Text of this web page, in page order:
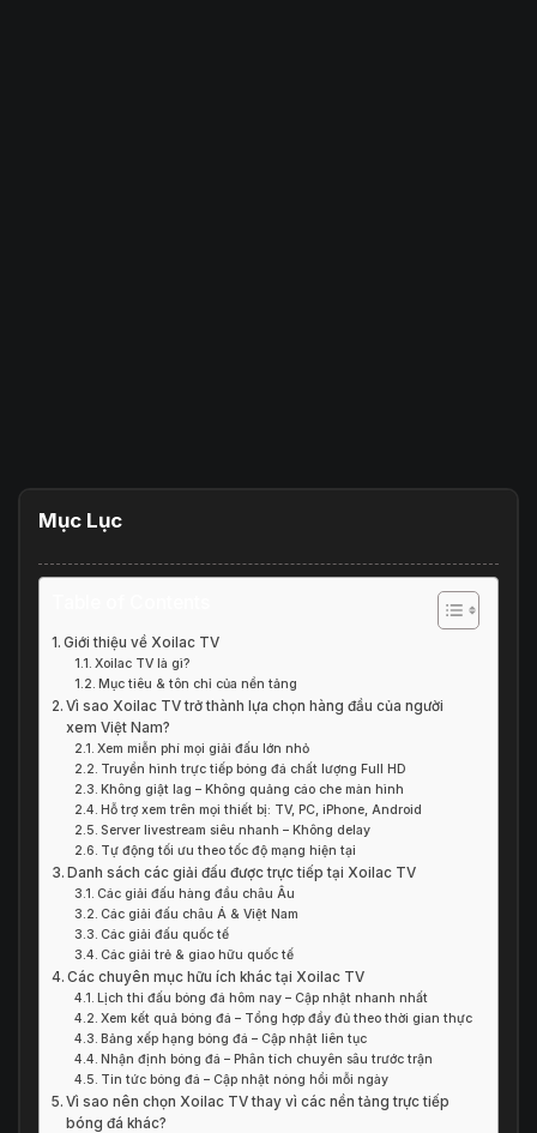
Mục Lục
Giới thiệu về Xoilac TV
Xoilac TV là gì?
Mục tiêu & tôn chỉ của nền tảng
Vì sao Xoilac TV trở thành lựa chọn hàng đầu của người
xem Việt Nam?
Xem miễn phí mọi giải đấu lớn nhỏ
Truyền hình trực tiếp bóng đá chất lượng Full HD
Không giật lag – Không quảng cáo che màn hình
Hỗ trợ xem trên mọi thiết bị: TV, PC, iPhone, Android
Server livestream siêu nhanh – Không delay
Tự động tối ưu theo tốc độ mạng hiện tại
Danh sách các giải đấu được trực tiếp tại Xoilac TV
Các giải đấu hàng đầu châu Âu
Các giải đấu châu Á & Việt Nam
Các giải đấu quốc tế
Các giải trẻ & giao hữu quốc tế
Các chuyên mục hữu ích khác tại Xoilac TV
Lịch thi đấu bóng đá hôm nay – Cập nhật nhanh nhất
Xem kết quả bóng đá – Tổng hợp đầy đủ theo thời gian thực
Bảng xếp hạng bóng đá – Cập nhật liên tục
Nhận định bóng đá – Phân tích chuyên sâu trước trận
Tin tức bóng đá – Cập nhật nóng hổi mỗi ngày
Vì sao nên chọn Xoilac TV thay vì các nền tảng trực tiếp
bóng đá khác?